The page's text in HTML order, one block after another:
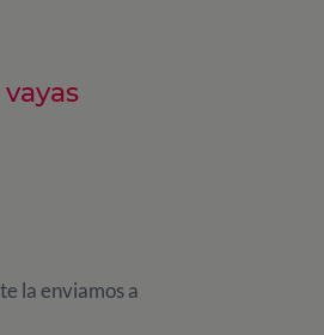
la enviamos a